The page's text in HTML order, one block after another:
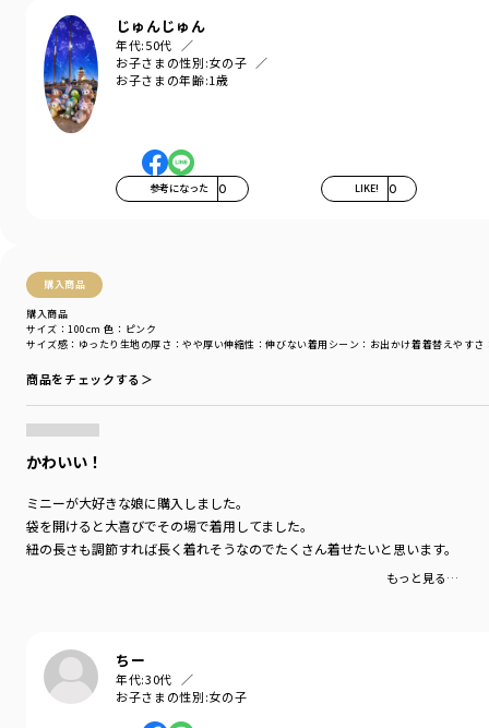
じゅんじゅん
年代:50代
お子さまの性別:女の子
お子さまの年齢:1歳
参考になった 0 LIKE! 0
購入商品
購入商品
サイズ感 ：ゆったり 生地の厚さ ：やや厚い伸縮性 ：伸びない着用シーン ：お出かけ着着替えやすさ
サイズ：100cm 色：ピンク
商品をチェックする＞
かわいい！
ミニーが大好きな娘に購入しました。
袋を開けると大喜びでその場で着用してました。
紐の長さも調節すれば長く着れそうなのでたくさん着せたいと思います。
もっと見る…
ちー
年代:30代
お子さまの性別:女の子